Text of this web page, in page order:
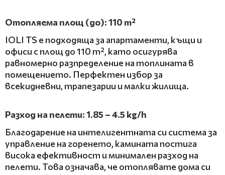
Отопляема площ (до): 110 m²
IOLI TS е подходяща за апартаменти, къщи и
офиси с площ до 110 m², като осигурява
равномерно разпределение на топлината в
помещението. Перфектен избор за
всекидневни, трапезарии и малки жилища.
Разход на пелети: 1.85 – 4.5 kg/h
Благодарение на интелигентната си система за
управление на горенето, камината постига
висока ефективност и минимален разход на
пелети. Това означава, че отоплявате дома си